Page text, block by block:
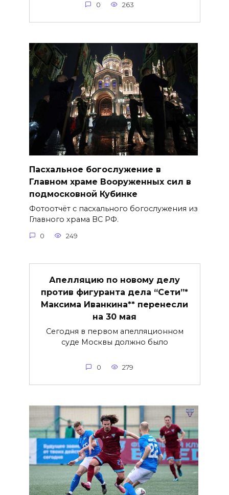
0 263
Пасхальное богослужение в
Главном храме Вооруженных сил в
подмосковной Кубинке
Фотоотчёт с пасхального богослужения из
Главного храма ВС РФ.
0 249
Апелляцию по новому делу
против фигуранта дела “Сети”*
Максима Иванкина** перенесли
на 30 мая
Сегодня в первом апелляционном
суде Москвы должно было
0 279